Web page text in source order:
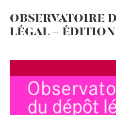
OBSERVATOIRE
LÉGAL - ÉDITION